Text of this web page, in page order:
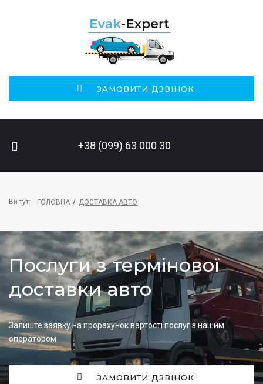
ЗАМОВИТИ ДЗВІНОК
+38 (099) 63 000 30
Ви тут: ГОЛОВНА / ДОСТАВКА АВТО
Послуги з термінової
доставки авто
Залиште заявку на прорахунок вартості послуг з нашим
оператором
ЗАМОВИТИ ДЗВІНОК
ПОШУК НА САЙТІ